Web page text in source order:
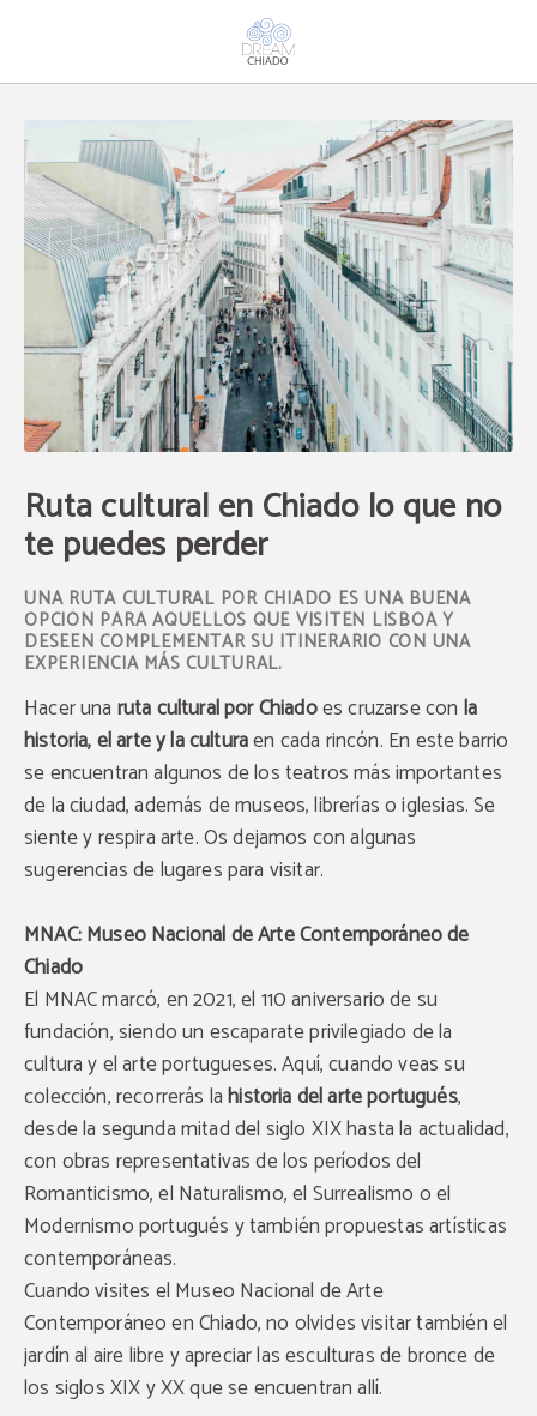
Ruta cultural en Chiado lo que no
te puedes perder
UNA RUTA CULTURAL POR CHIADO ES UNA BUENA
OPCIÓN PARA AQUELLOS QUE VISITEN LISBOA Y
DESEEN COMPLEMENTAR SU ITINERARIO CON UNA
EXPERIENCIA MÁS CULTURAL.
Hacer una ruta cultural por Chiadoes cruzarse con la
historia, el arte y la culturaen cada rincón. En este barrio
se encuentran algunos de los teatros más importantes
de la ciudad, además de museos, librerías o iglesias. Se
siente y respira arte. Os dejamos con algunas
sugerencias de lugares para visitar.
MNAC: Museo Nacional de Arte Contemporáneo de
Chiado
El MNAC marcó, en 2021, el 110 aniversario de su
fundación, siendo un escaparate privilegiado de la
cultura y el arte portugueses. Aquí, cuando veas su
colección, recorrerás lahistoria del arte portugués,
desde la segunda mitad del siglo XIX hasta la actualidad,
con obras representativas de los períodos del
Romanticismo, el Naturalismo, el Surrealismo o el
Modernismo portugués y también propuestas artísticas
contemporáneas.
Cuando visites el Museo Nacional de Arte
Contemporáneo en Chiado, no olvides visitar también el
jardín al aire libre y apreciar las esculturas de bronce de
los siglos XIX y XX que se encuentran allí.